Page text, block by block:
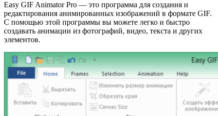
Easy GIF Animator Pro — это программа для создания и
редактирования анимированных изображений в формате GIF.
С помощью этой программы вы можете легко и быстро
создавать анимации из фотографий, видео, текста и других
элементов.